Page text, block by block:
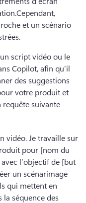
Cependant,
et un scénario
script vidéo ou le
Copilot, afin qu’il
des suggestions
votre produit et
requête suivante
vidéo. Je travaille sur
pour [nom du
l’objectif de [but
un scénarimage
qui mettent en
séquence des